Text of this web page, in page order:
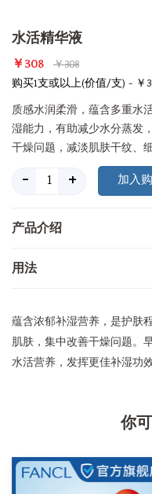
水活精华液
￥308 ￥308
购买1支或以上(价值/支) - ￥
质感水润柔滑，蕴含多重水
湿能力，有助减少水分蒸发
干燥问题，减淡肌肤干纹、细
- +
产品介绍
用法
蕴含浓郁补湿营养，是护肤
肌肤，集中改善干燥问题。
水活营养，发挥更佳补湿功
你